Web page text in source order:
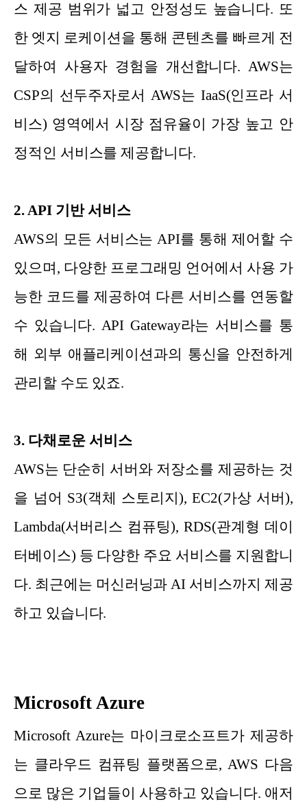
스 제공 범위가 넓고 안정성도 높습니다. 또
한 엣지 로케이션을 통해 콘텐츠를 빠르게 전
달하여 사용자 경험을 개선합니다. AWS는
CSP의 선두주자로서 AWS는 IaaS(인프라 서
비스) 영역에서 시장 점유율이 가장 높고 안
정적인 서비스를 제공합니다.
2. API 기반 서비스
AWS의 모든 서비스는 API를 통해 제어할 수
있으며, 다양한 프로그래밍 언어에서 사용 가
능한 코드를 제공하여 다른 서비스를 연동할
수 있습니다. API Gateway라는 서비스를 통
해 외부 애플리케이션과의 통신을 안전하게
관리할 수도 있죠.
3. 다채로운 서비스
AWS는 단순히 서버와 저장소를 제공하는 것
을 넘어 S3(객체 스토리지), EC2(가상 서버),
Lambda(서버리스 컴퓨팅), RDS(관계형 데이
터베이스) 등 다양한 주요 서비스를 지원합니
다. 최근에는 머신러닝과 AI 서비스까지 제공
하고 있습니다.
Microsoft Azure
Microsoft Azure는 마이크로소프트가 제공하
는 클라우드 컴퓨팅 플랫폼으로, AWS 다음
으로 많은 기업들이 사용하고 있습니다. 애저